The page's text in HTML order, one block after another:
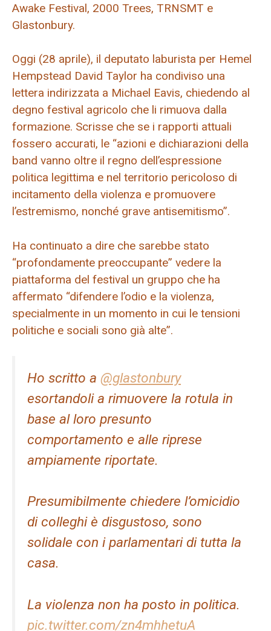
Awake Festival, 2000 Trees, TRNSMT e
Glastonbury.
Oggi (28 aprile), il deputato laburista per Hemel
Hempstead David Taylor ha condiviso una
lettera indirizzata a Michael Eavis, chiedendo al
degno festival agricolo che li rimuova dalla
formazione. Scrisse che se i rapporti attuali
fossero accurati, le “azioni e dichiarazioni della
band vanno oltre il regno dell’espressione
politica legittima e nel territorio pericoloso di
incitamento della violenza e promuovere
l’estremismo, nonché grave antisemitismo”.
Ha continuato a dire che sarebbe stato
“profondamente preoccupante” vedere la
piattaforma del festival un gruppo che ha
affermato “difendere l’odio e la violenza,
specialmente in un momento in cui le tensioni
politiche e sociali sono già alte”.
Ho scritto a @glastonbury
esortandoli a rimuovere la rotula in
base al loro presunto
comportamento e alle riprese
ampiamente riportate.
Presumibilmente chiedere l’omicidio
di colleghi è disgustoso, sono
solidale con i parlamentari di tutta la
casa.
La violenza non ha posto in politica.
pic.twitter.com/zn4mhhetuA